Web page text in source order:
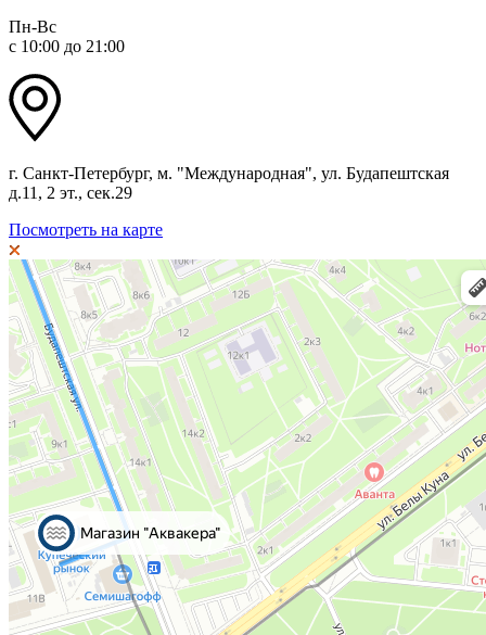
Пн-Вс
с 10:00 до 21:00
г. Санкт-Петербург, м. "Международная", ул. Будапештская
д.11, 2 эт., сек.29
Посмотреть на карте